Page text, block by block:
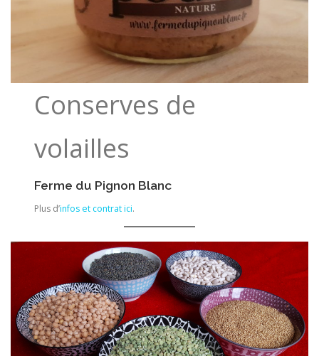
Conserves de
volailles
Ferme du Pignon Blanc
Plus d’infos et contrat ici.